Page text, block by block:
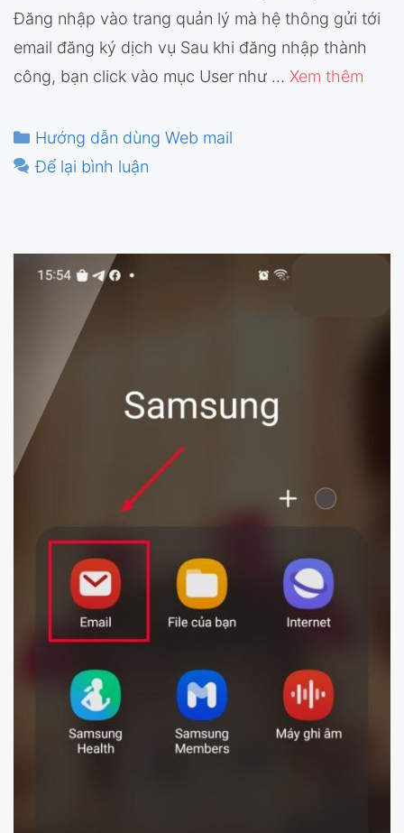
Đăng nhập vào trang quản lý mà hệ thông gửi tới
email đăng ký dịch vụ Sau khi đăng nhập thành
công, bạn click vào mục User như … Xem thêm
Danh
mục
Hướng dẫn dùng Web mail
Để lại bình luận